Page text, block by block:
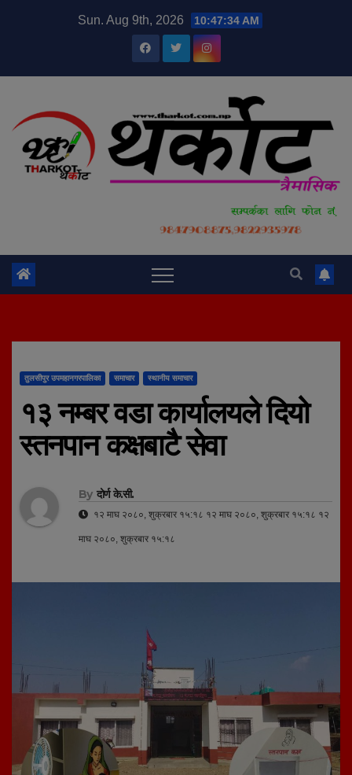
Sun. Aug 9th, 2026 10:47:35 AM
तुलसीपुर उपमहानगरपालिका समाचार स्थानीय समाचार
१३ नम्बर वडा कार्यालयले दियो
स्तनपान कक्षबाटै सेवा
By दोर्ण के.सी.
१२ माघ २०८०, शुक्रबार १५:१८ १२ माघ २०८०, शुक्रबार १५:१८ १२
माघ २०८०, शुक्रबार १५:१८
modal-check